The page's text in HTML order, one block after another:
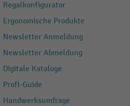
Regalkonfigurator
Ergonomische Produkte
Newsletter Anmeldung
Newsletter Abmeldung
Digitale Kataloge
Profi-Guide
Handwerksumfrage